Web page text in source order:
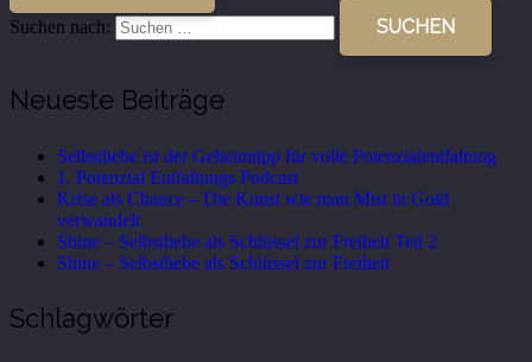
Suchen nach:
Neueste Beiträge
Selbstliebe ist der Geheimtipp für volle Potenzialentfaltung
1. Potenzial Entfaltungs Podcast
Krise als Chance – Die Kunst wie man Mist in Gold
verwandelt
Shine – Selbstliebe als Schlüssel zur Freiheit Teil 2
Shine – Selbstliebe als Schlüssel zur Freiheit
Schlagwörter